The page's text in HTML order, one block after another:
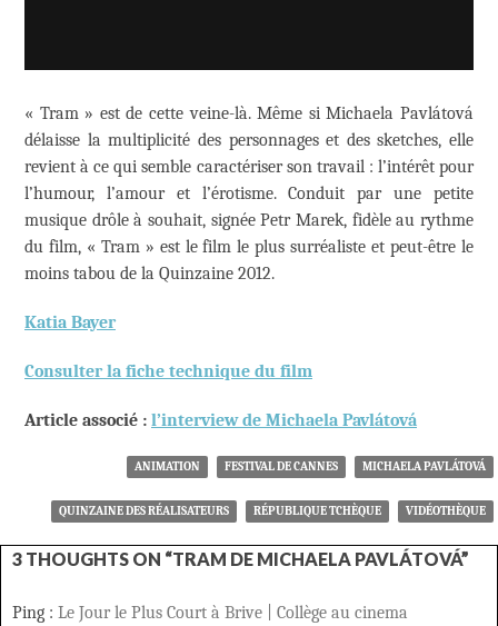
« Tram » est de cette veine-là. Même si Michaela Pavlátová
délaisse la multiplicité des personnages et des sketches, elle
revient à ce qui semble caractériser son travail : l’intérêt pour
l’humour, l’amour et l’érotisme. Conduit par une petite
musique drôle à souhait, signée Petr Marek, fidèle au rythme
du film, « Tram » est le film le plus surréaliste et peut-être le
moins tabou de la Quinzaine 2012.
Katia Bayer
Consulter la fiche technique du film
Article associé : l’interview de Michaela Pavlátová
ANIMATION FESTIVAL DE CANNES MICHAELA PAVLÁTOVÁ
QUINZAINE DES RÉALISATEURS RÉPUBLIQUE TCHÈQUE VIDÉOTHÈQUE
3 THOUGHTS ON “TRAM DE MICHAELA PAVLÁTOVÁ”
Ping : Le Jour le Plus Court à Brive | Collège au cinema